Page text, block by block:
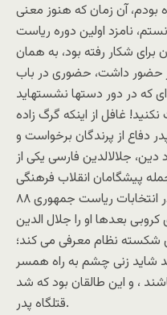
بودم، آن زمان که هنوز معنی
نامزد اولين دوره رياست
برای شکار رفته بود، به همان
حضور داشت، حضوری در باب
که در دور دستها نشستهايد
غافل از اينکه گرگ زاده
دفاع از پرندگان برخواست و
جلالالدين فارسی يکی از
پيشگامان انقلاب فرهنگی
و يکی از انکار کنندگان تقلب در انتخابات رياست جمهوری ۸۸
بعدها او را جلال الدين
شکسته نظام معرفی می کند؛
شايد زنی چشم به راه همسر
، و اين طالقان بود که شد
قتلگاه پدر.